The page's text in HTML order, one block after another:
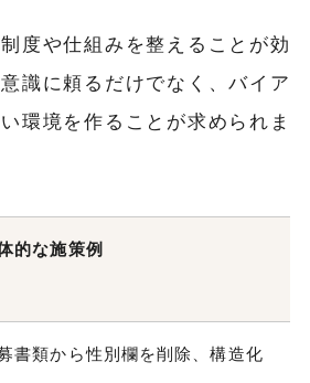
度や仕組みを整えることが効
識に頼るだけでなく、バイア
環境を作ることが求められま
的な施策例
書類から性別欄を削除、構造化